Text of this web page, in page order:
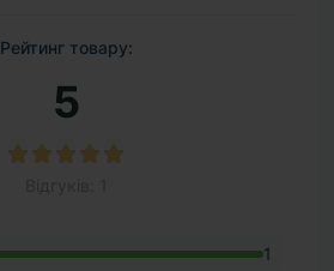
Рейтинг товару:
5
1